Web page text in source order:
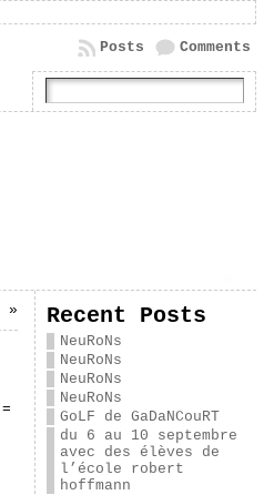
Comments
Posts
»
=
Recent Posts
NeuRoNs
NeuRoNs
NeuRoNs
NeuRoNs
GoLF de GaDaNCouRT
du 6 au 10 septembre
avec des élèves de
l’école robert
hoffmann